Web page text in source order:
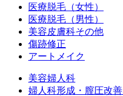
医療脱毛（女性）
医療脱毛（男性）
美容皮膚科その他
傷跡修正
アートメイク
美容婦人科
婦人科形成・膣圧改